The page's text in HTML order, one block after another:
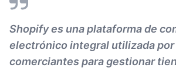
Shopify es una plataforma de
electrónico integral utilizada
comerciantes para gestionar